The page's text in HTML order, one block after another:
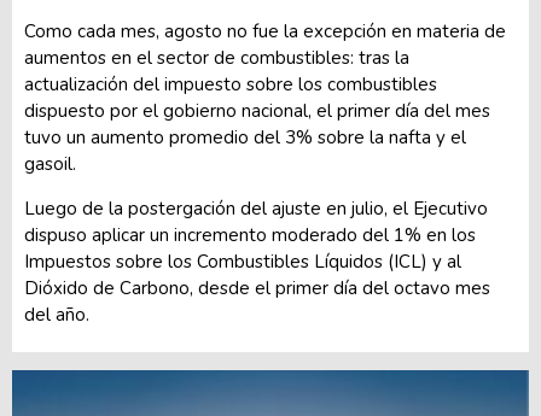
Como cada mes, agosto no fue la excepción en materia de
aumentos en el sector de combustibles: tras la
actualización del impuesto sobre los combustibles
dispuesto por el gobierno nacional, el primer día del mes
tuvo un aumento promedio del 3% sobre la nafta y el
gasoil.
Luego de la postergación del ajuste en julio, el Ejecutivo
dispuso aplicar un incremento moderado del 1% en los
Impuestos sobre los Combustibles Líquidos (ICL) y al
Dióxido de Carbono, desde el primer día del octavo mes
del año.